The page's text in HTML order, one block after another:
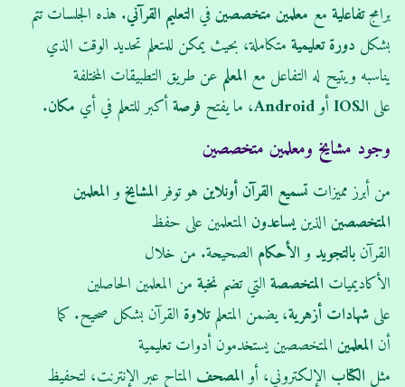
برامجتفاعليةمع معلمين متخصصينفي التعليم القرآني. هذه الجلسات تتم
بشكل دورةتعليميةمتكاملة، بحيث يمكن للمتعلم تحديد الوقت الذي
يناسبه ويتيح له التفاعل مع المعلم عن طريق التطبيقات المختلفة
على الـIOS أوAndroid، ما يفتح فرصةأكبر للتعلم في أي مكان.
وجود مشايخ ومعلمين متخصصين
من أبرز مميزات تسميع القرآن أونلاين هو توفر المشايخوالمعلمين
المتخصصينالذينيساعدون المتعلمين على حفظ
القرآنبالتجويد والأحكام الصحيحة. من خلال
الأكاديميات المتخصصةالتي تضم نخبةمن المعلمين الحاصلين
علىشهاداتأزهرية، يضمن المتعلمتلاوة القرآن بشكل صحيح. كما
أنالمعلمينالمتخصصين يستخدمون أدوات تعليمية
مثل الكتاب الإلكتروني، أوالمصحف المتاح عبر الإنترنت، لتحفيظ